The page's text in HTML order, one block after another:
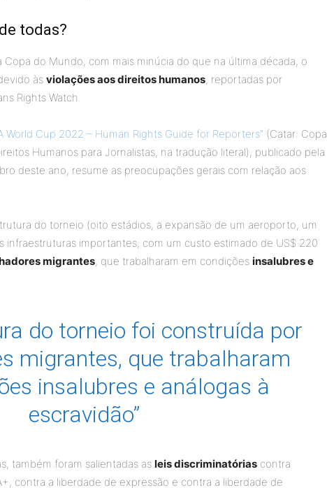
todas?
do Mundo, com mais minúcia do que na última década, o
às violações aos direitos humanos, reportadas por
Rights Watch.
World Cup 2022 – Human Rights Guide for Reporters” (Catar: Copa
Humanos para Jornalistas, na tradução literal), publicado pela
deste ano, resume as preocupações gerais com relação aos
do torneio (oito estádios, a expansão de um aeroporto, um
infraestruturas importantes, com um custo estimado de US$ 220
migrantes, que trabalharam em condições insalubres e
do torneio foi construída por
migrantes, que trabalharam
insalubres e análogas à
escravidão”
também foram salientadas as leis discriminatórias contra
contra a liberdade de expressão e contra a liberdade de